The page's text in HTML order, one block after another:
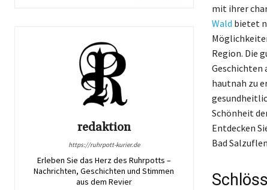
redaktion
https://ruhrpott-kurier.de
Erleben Sie das Herz des Ruhrpotts –
Nachrichten, Geschichten und Stimmen
aus dem Revier
mit ihrer
Wald bietet
Region. Die
Geschichten
hautnah zu
Schönheit
Entdecken
Bad